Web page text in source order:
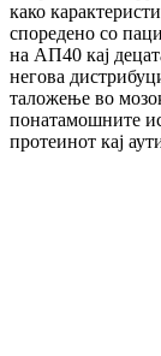
како
споредено со
на АП40 кај
не­гова
таложење во
понатамошните
протеинот кај